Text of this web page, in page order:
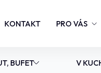
KONTAKT PRO VÁS
BUFET V